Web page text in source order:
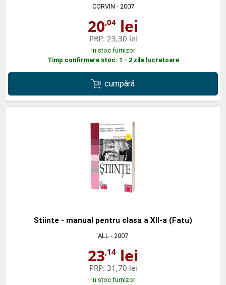
CORVIN - 2007
20,04 lei
PRP: 23,30 lei
In stoc furnizor
Timp confirmare stoc: 1 - 2 zile lucratoare
cumpără
Stiinte - manual pentru clasa a XII-a (Fatu)
ALL - 2007
23,14 lei
PRP: 31,70 lei
In stoc furnizor